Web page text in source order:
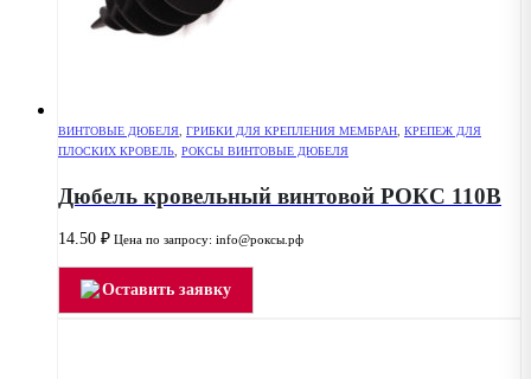
ВИНТОВЫЕ ДЮБЕЛЯ ГРИБКИ ДЛЯ КРЕПЛЕНИЯ МЕМБРАН КРЕПЕЖ ДЛЯ
ПЛОСКИХ КРОВЕЛЬ РОКСЫ ВИНТОВЫЕ ДЮБЕЛЯ
Дюбель кровельный винтовой РОКС 110В
14.50 ₽ Цена по запросу: info@роксы.рф
Оставить заявку